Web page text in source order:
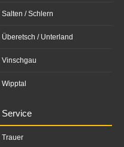
Salten / Schlern
Überetsch / Unterland
Vinschgau
Wipptal
Service
Trauer